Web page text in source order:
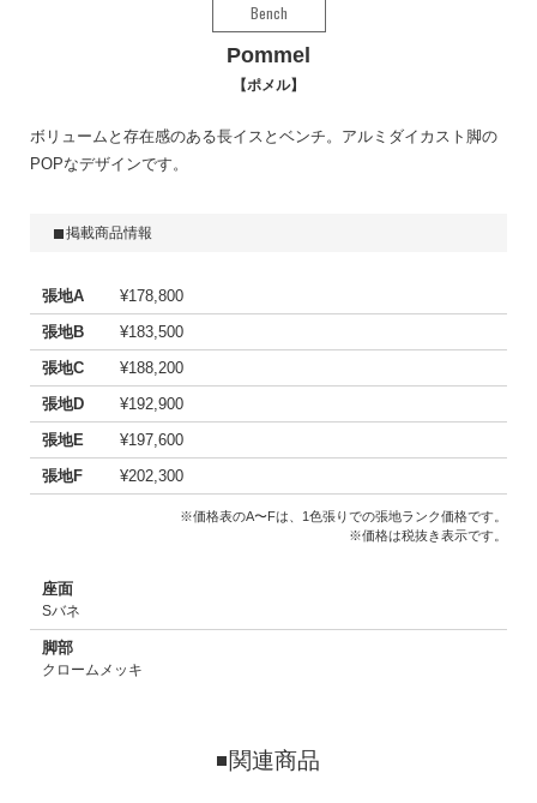
Bench
Pommel
ポメル
ボリュームと存在感のある長イスとベンチ。アルミダイカスト脚の
POPなデザインです。
掲載商品情報
張地A
¥178,800
張地B
¥183,500
張地C
¥188,200
張地D
¥192,900
張地E
¥197,600
張地F
¥202,300
※価格表のA〜Fは、1色張りでの張地ランク価格です。
※価格は税抜き表示です。
座面
Sバネ
脚部
クロームメッキ
関連商品